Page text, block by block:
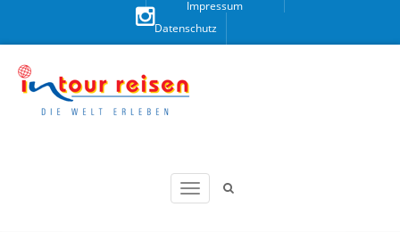
Sie uns
auf
Impressum
Datenschutz